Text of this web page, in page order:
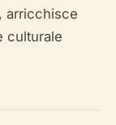
arricchisce
culturale